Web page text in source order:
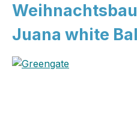
Juana white